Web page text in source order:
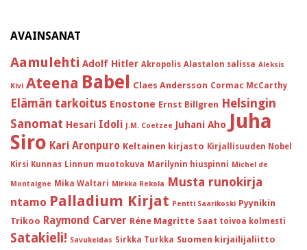
AVAINSANAT
Aamulehti Adolf Hitler Akropolis Alastalon salissa Aleksis
Kivi Ateena Babel Claes Andersson Cormac McCarthy
Elämän tarkoitus Enostone Ernst Billgren Helsingin
Sanomat Hesari Idoli J.M. Coetzee Juhani Aho Juha
Siro Kari Aronpuro Keltainen kirjasto Kirjallisuuden Nobel
Kirsi Kunnas Linnun muotokuva Marilynin hiuspinni Michel de
Montaigne Mika Waltari Mirkka Rekola Musta runokirja
ntamo Palladium Kirjat Pentti Saarikoski Pyynikin
Trikoo Raymond Carver Réne Magritte Saat toivoa kolmesti
Satakieli! Savukeidas Sirkka Turkka Suomen kirjailijaliitto